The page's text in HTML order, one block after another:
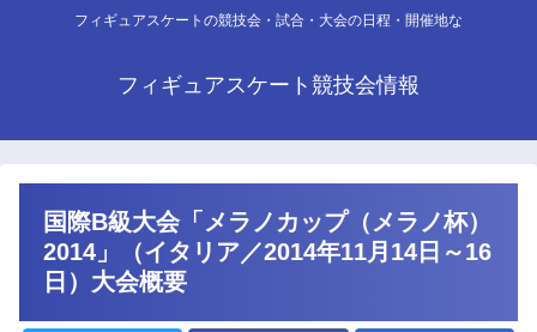
フィギュアスケートの競技会・試合・大会の日程・開催地な
フィギュアスケート競技会情報
国際B級大会「メラノカップ（メラノ杯）
2014」（イタリア／2014年11月14日～16
日）大会概要